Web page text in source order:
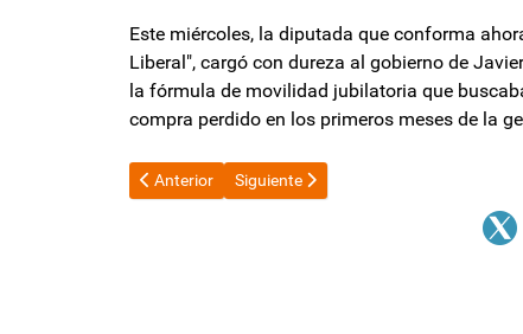
Este miércoles, la diputada que conforma
Liberal", cargó con dureza al gobierno de
la fórmula de movilidad jubilatoria que
compra perdido en los primeros meses de la
Artículo anterior: En cuánto queda la jubilación
Anterior Artículo siguiente: “Hoy todos somos
Siguiente